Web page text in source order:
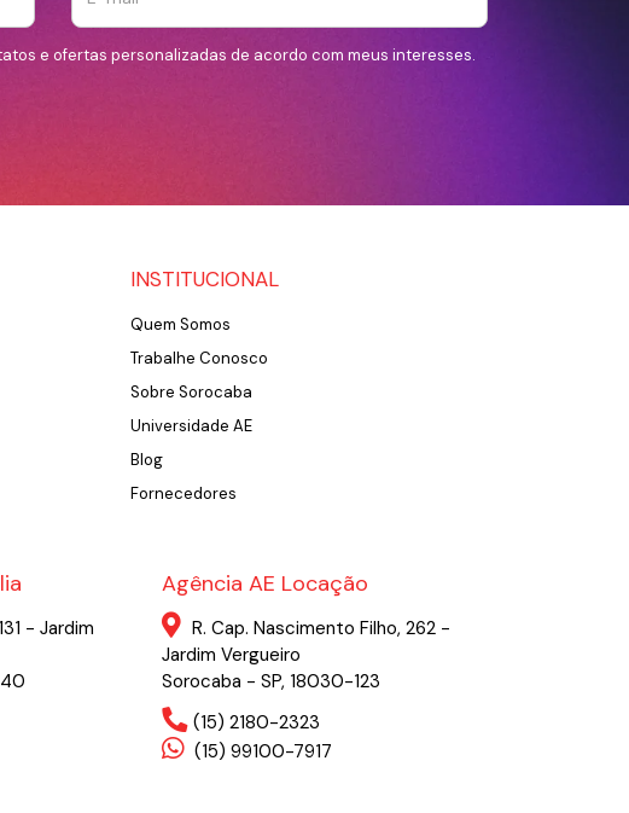
e ofertas personalizadas de acordo com meus interesses.
INSTITUCIONAL
Quem Somos
Trabalhe Conosco
Sobre Sorocaba
Universidade AE
Blog
Fornecedores
- Jardim
Agência AE Locação
R. Cap. Nascimento Filho, 262 -
Jardim Vergueiro
Sorocaba - SP, 18030-123
(15) 2180-2323
(15) 99100-7917